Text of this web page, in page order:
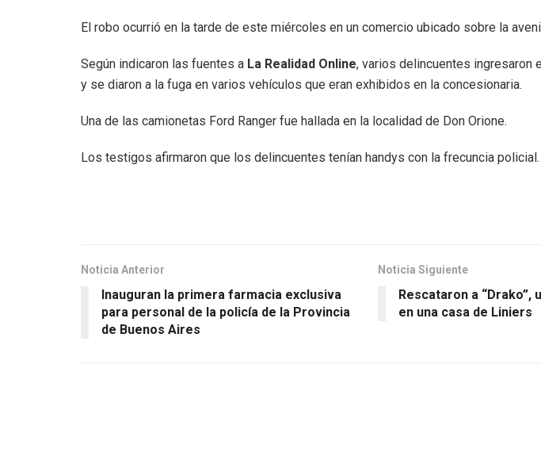
El robo ocurrió en la tarde de este miércoles en un comercio ubicado sobre la
Según indicaron las fuentes a La Realidad Online, varios delincuentes ingresaron
y se diaron a la fuga en varios vehículos que eran exhibidos en la concesionaria.
Una de las camionetas Ford Ranger fue hallada en la localidad de Don Orione.
Los testigos afirmaron que los delincuentes tenían handys con la frecuncia policial.
Noticia Anterior
Inauguran la primera farmacia exclusiva
para personal de la policía de la Provincia
de Buenos Aires
Noticia Siguiente
Rescataron a “Drako”,
en una casa de Liniers